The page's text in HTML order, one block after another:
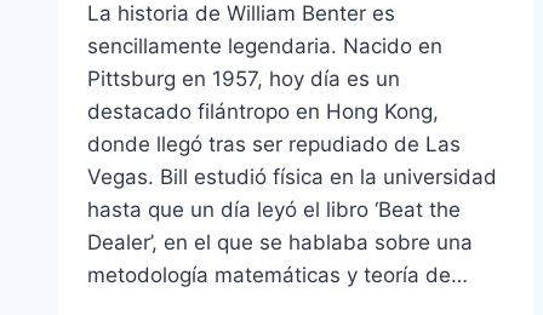
La historia de William Benter es
sencillamente legendaria. Nacido en
Pittsburg en 1957, hoy día es un
destacado filántropo en Hong Kong,
donde llegó tras ser repudiado de Las
Vegas. Bill estudió física en la universidad
hasta que un día leyó el libro ‘Beat the
Dealer’, en el que se hablaba sobre una
metodología matemáticas y teoría de…